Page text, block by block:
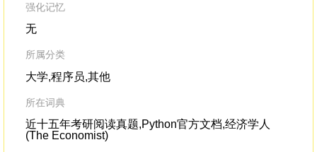
强化记忆
无
所属分类
大学,程序员,其他
所在词典
近十五年考研阅读真题,Python官方文档,经济学人
(The Economist)